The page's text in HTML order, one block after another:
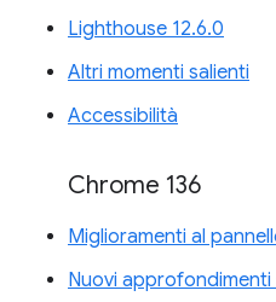
Lighthouse 12.6.0
Altri momenti salienti
Accessibilità
Chrome 136
Miglioramenti al
Nuovi approfondimenti